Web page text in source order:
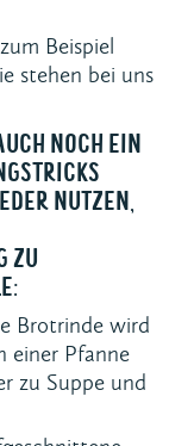
Beispiel
stehen bei uns
NOCH EIN
NUTZEN,
ZU
Brotrinde wird
einer Pfanne
zu Suppe und